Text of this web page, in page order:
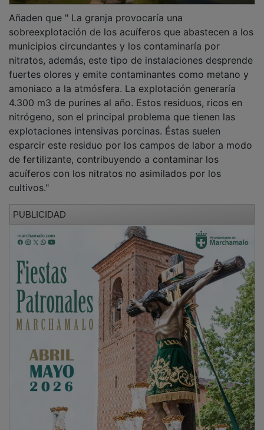
sobreexplotación de los acuíferos que abastecen a los
municipios circundantes y los contaminaría por
nitratos, además, este tipo de instalaciones desprende
fuertes olores y emite contaminantes como metano y
amoniaco a la atmósfera. La explotación generaría
4.300 m3 de purines al año. Estos residuos, ricos en
nitrógeno, son el principal problema que tienen las
explotaciones intensivas porcinas. Éstas suelen
esparcir este residuo por los campos de labor a modo
de fertilizante, contribuyendo a contaminar los
acuíferos con los nitratos no asimilados por los
cultivos."